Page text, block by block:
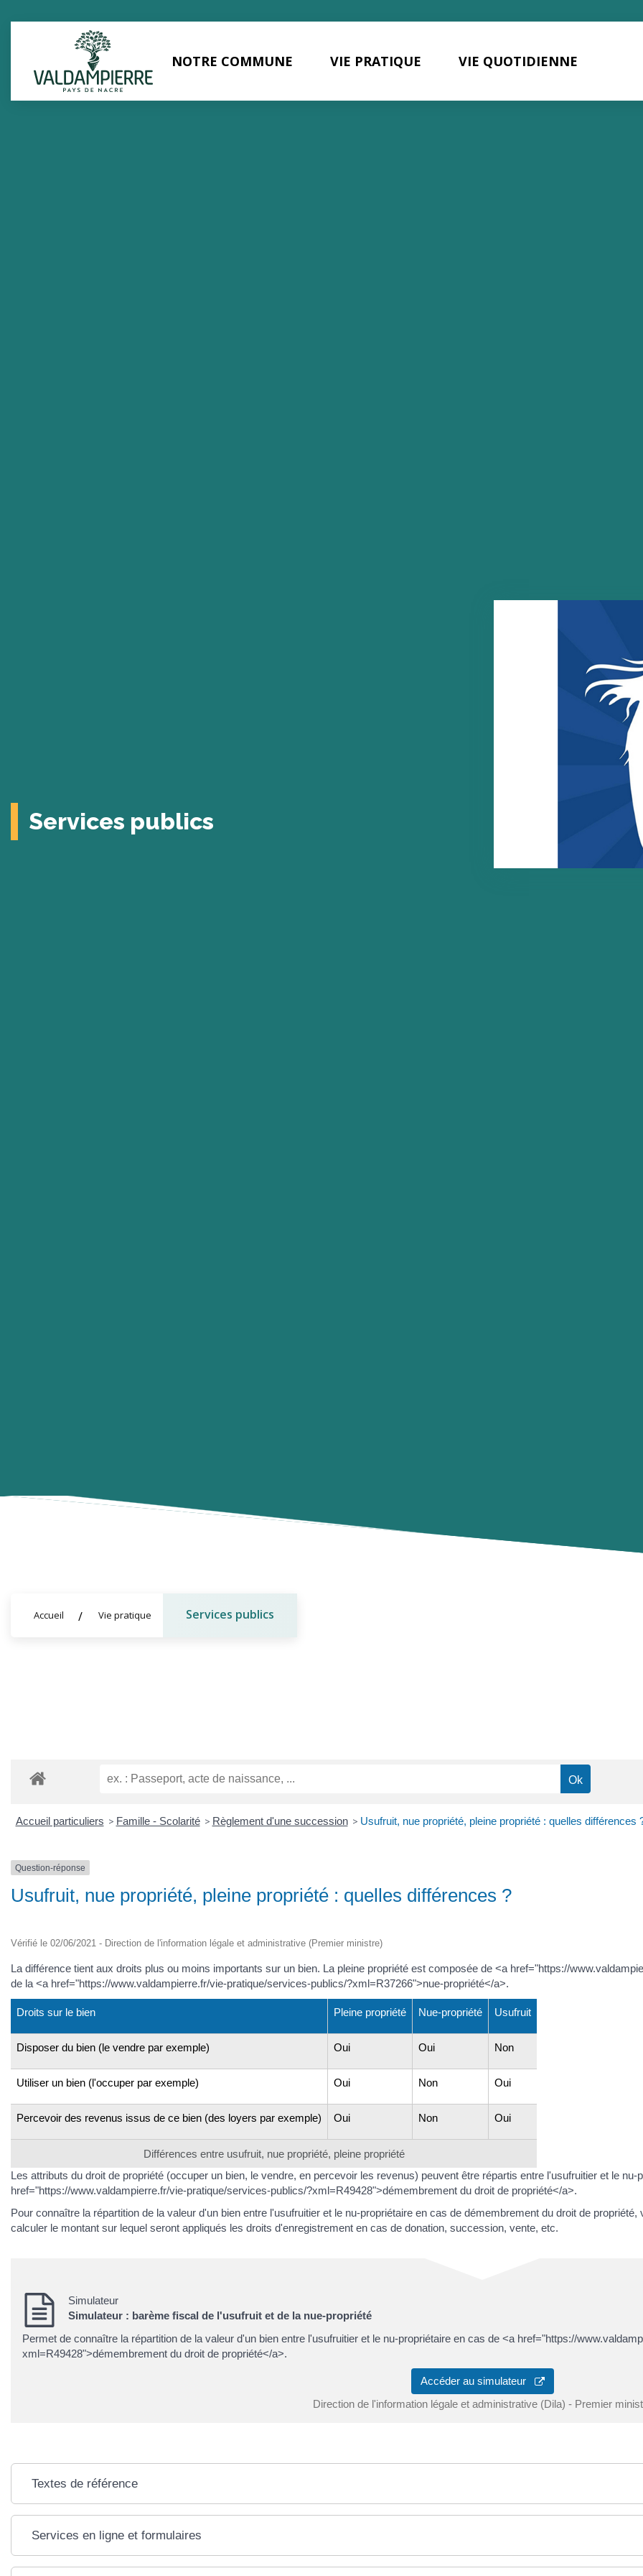
NOTRE COMMUNE VIE PRATIQUE VIE QUOTIDIENNE
Services publics
Accueil Vie pratique Services publics
Accueil particuliers > Famille - Scolarité > Règlement d'une succession > Usufruit, nue propriété, pleine propriété : quelles différences
Question-réponse
Usufruit, nue propriété, pleine propriété : quelles différences ?
Vérifié le 02/06/2021 - Direction de l'information légale et administrative (Premier ministre)
La différence tient aux droits plus ou moins importants sur un bien. La pleine propriété est composée de <a href="https://
de la <a href="https://www.valdampierre.fr/vie-pratique/services-publics/?xml=R37266">nue-propriété</a>.
Différences entre usufruit, nue propriété, pleine propriété
Droits sur le bien Pleine propriété Nue-propriété Usufruit
Disposer du bien (le vendre par exemple) Oui Oui Non
Utiliser un bien (l'occuper par exemple) Oui Non Oui
Percevoir des revenus issus de ce bien (des loyers par exemple) Oui Non Oui
Les attributs du droit de propriété (occuper un bien, le vendre, en percevoir les revenus) peuvent être répartis entre l'usufruitier et le
href="https://www.valdampierre.fr/vie-pratique/services-publics/?xml=R49428">démembrement du droit de propriété</a>.
Pour connaître la répartition de la valeur d'un bien entre l'usufruitier et le nu-propriétaire en cas de démembrement du droit de
calculer le montant sur lequel seront appliqués les droits d'enregistrement en cas de donation, succession, vente, etc.
Simulateur
Simulateur : barème fiscal de l'usufruit et de la nue-propriété
Permet de connaître la répartition de la valeur d'un bien entre l'usufruitier et le nu-propriétaire en cas de <a href="https://
xml=R49428">démembrement du droit de propriété</a>.
Accéder au simulateur
Direction de l'information légale et administrative (Dila) - Premier
Textes de référence
Services en ligne et formulaires